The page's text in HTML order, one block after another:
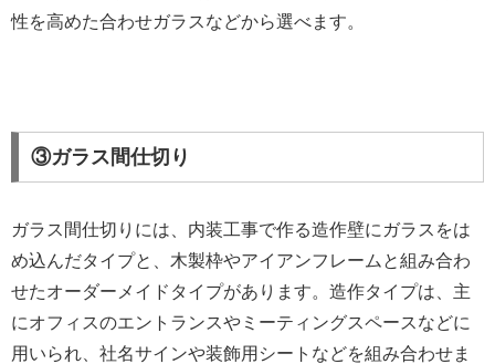
性を高めた合わせガラスなどから選べます。
③ガラス間仕切り
ガラス間仕切りには、内装工事で作る造作壁にガラスをは
め込んだタイプと、木製枠やアイアンフレームと組み合わ
せたオーダーメイドタイプがあります。造作タイプは、主
にオフィスのエントランスやミーティングスペースなどに
用いられ、社名サインや装飾用シートなどを組み合わせま